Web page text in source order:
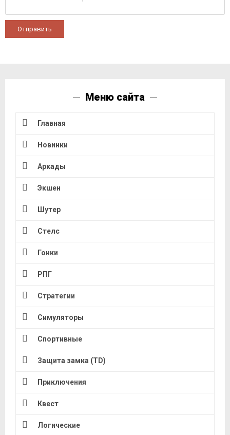
Отправить
Меню сайта
Главная
Новинки
Аркады
Экшен
Шутер
Стелс
Гонки
РПГ
Стратегии
Симуляторы
Спортивные
Защита замка (TD)
Приключения
Квест
Логические